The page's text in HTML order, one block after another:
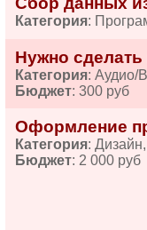
Категория:
Нужно
Категория: Аудио/
Бюджет: 300 руб
Оформление
Категория:
Бюджет: 2 000 руб